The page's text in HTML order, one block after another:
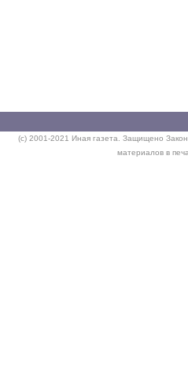
(c) 2001-2021 Иная газета. Защищено
материалов в